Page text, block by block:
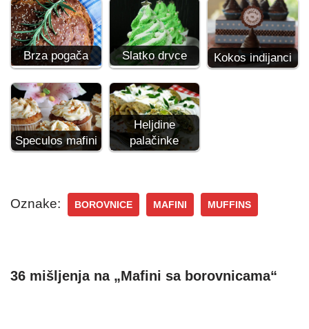
Brza pogača Slatko drvce Kokos indijanci
Speculos mafini
Heljdine
palačinke
Oznake: BOROVNICE MAFINI MUFFINS
36 mišljenja na „Mafini sa borovnicama“